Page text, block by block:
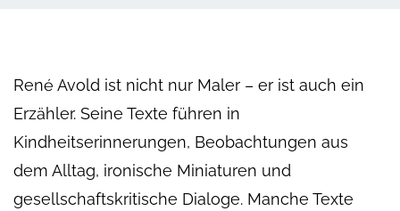
René Avold ist nicht nur Maler – er ist auch ein
Erzähler. Seine Texte führen in
Kindheitserinnerungen, Beobachtungen aus
dem Alltag, ironische Miniaturen und
gesellschaftskritische Dialoge. Manche Texte